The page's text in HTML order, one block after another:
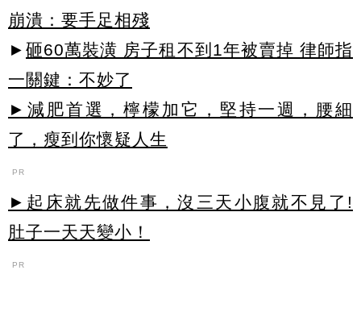
崩潰：要手足相殘
► 砸60萬裝潢 房子租不到1年被賣掉 律師指
一關鍵：不妙了
►減肥首選，檸檬加它，堅持一週，腰細
了，瘦到你懷疑人生
PR
►起床就先做件事，沒三天小腹就不見了!
肚子一天天變小！
PR